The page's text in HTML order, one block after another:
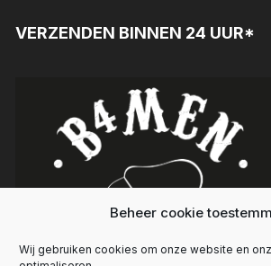
Beheer cookie
Wij gebruiken cookies om onze website en
VERZENDEN BINNEN 24 UUR*